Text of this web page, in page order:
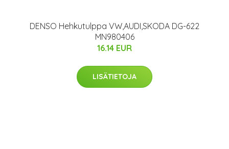
DENSO Hehkutulppa VW,AUDI,SKODA DG-622
MN980406
16.14 EUR
LISÄTIETOJA